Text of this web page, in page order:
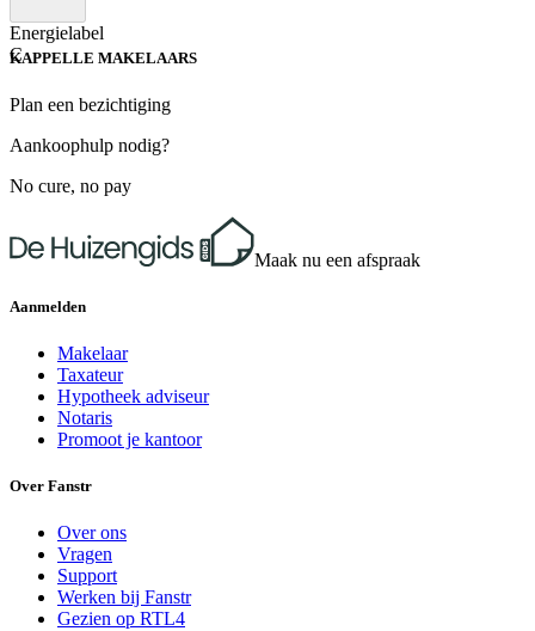
Energielabel
C
KAPPELLE MAKELAARS
Plan een bezichtiging
Aankoophulp nodig?
No cure, no pay
Maak nu een afspraak
Aanmelden
Makelaar
Taxateur
Hypotheek adviseur
Notaris
Promoot je kantoor
Over Fanstr
Over ons
Vragen
Support
Werken bij Fanstr
Gezien op RTL4